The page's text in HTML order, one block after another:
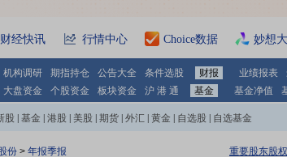
经快讯 行情中心 Choice数据 妙想
机构调研 期指持仓 公告大全 条件选股 财报 业绩报表
大盘资金 个股资金 板块资金 沪 港 通 基金 基金净值
股 基金 港股 美股 期货 外汇 黄金 自选股 自选基金
份 > 年报季报 重要股东股